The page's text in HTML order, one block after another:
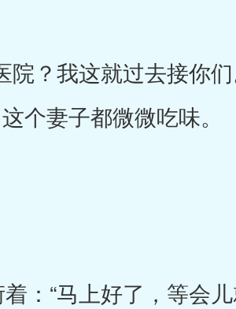
？我这就过去接你
个妻子都微微吃味。
：“马上好了，等会儿